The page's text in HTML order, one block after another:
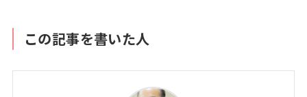
この記事を書いた人